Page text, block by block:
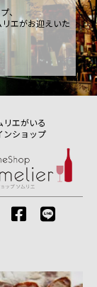
、
エがお迎えいた
リエがいる
ンショップ